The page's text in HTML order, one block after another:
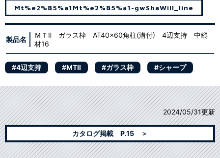
Mt%e2%85%a1 Mt%e2%85%a1-gwShaWill_line
製品名
ＭＴⅡ ガラス枠 AT40x60角柱(溝付) 4辺支持 中縦
材16
#4辺支持 #MTⅡ #ガラス枠 #シャープ
2024/05/31更新
カタログ掲載 P.15 ＞